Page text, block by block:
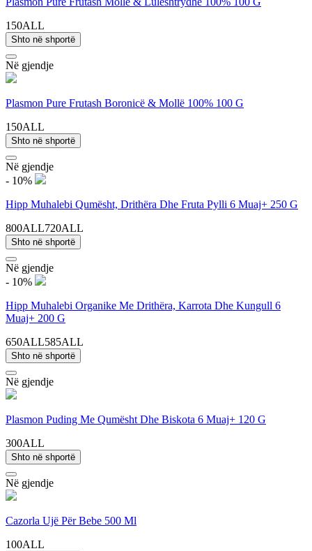
150ALL
Shto në shportë
Në gjendje
Plasmon Pure Frutash Boronicë & Mollë 100% 100 G
150ALL
Shto në shportë
Në gjendje
- 10%
Hipp Muhalebi Qumësht, Drithëra Dhe Fruta Pylli 6 Muaj+ 250 G
800ALL720ALL
Shto në shportë
Në gjendje
- 10%
Hipp Muhalebi Organike Me Drithëra, Karrota Dhe Kungull 6
Muaj+ 200 G
650ALL585ALL
Shto në shportë
Në gjendje
Plasmon Puding Me Qumësht Dhe Biskota 6 Muaj+ 120 G
300ALL
Shto në shportë
Në gjendje
Cazorla Ujë Për Bebe 500 Ml
100ALL